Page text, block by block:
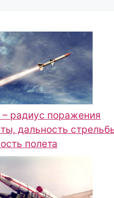
радиус поражения
дальность
полета